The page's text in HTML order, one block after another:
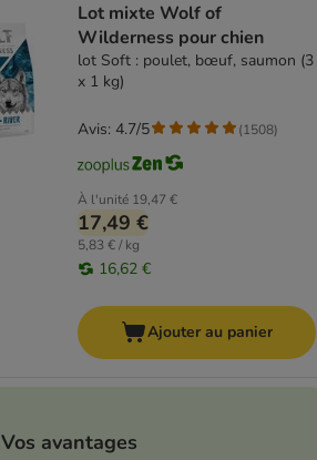
Lot mixte Wolf of
Wilderness pour chien
lot Soft : poulet, bœuf, saumon (3
x 1 kg)
À l'unité 19,47 €
17,49 €
5,83 € / kg
16,62 €
Avis: 4.7/5 (1508)
Ajouter au panier
Vos avantages